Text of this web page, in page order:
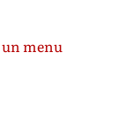
menu